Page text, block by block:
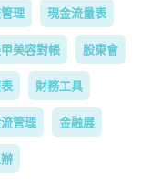
理 現金流量表
美容對帳 股東會
財務工具
管理 金融展